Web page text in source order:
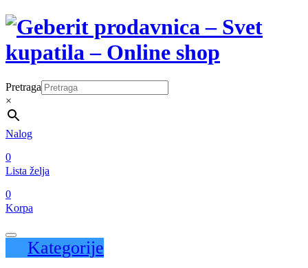
Pretraga
×
Nalog
0
Lista želja
0
Korpa
Kategorije